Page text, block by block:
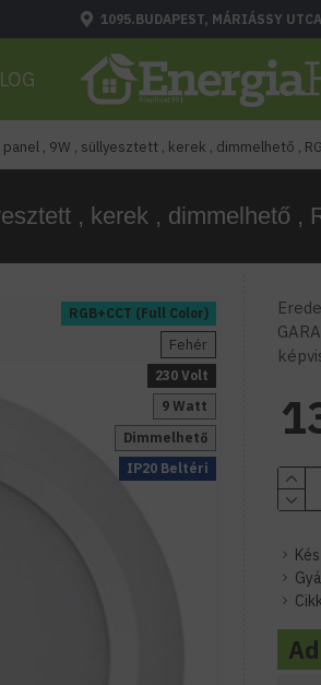
1095.BUDAPEST, MÁRIÁSSY
panel , 9W , süllyesztett , kerek , dimmelhető ,
, kerek , dimmelhető ,
RGB+CCT (Full Color)
IP20 Beltéri
9 Watt
Fehér
Dimmelhető
230 Volt